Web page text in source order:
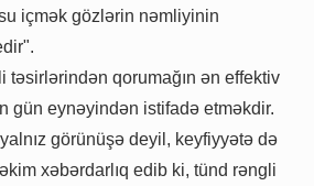
içmək gözlərin nəmliyinin
təsirlərindən qorumağın ən effektiv
gün eynəyindən istifadə etməkdir.
görünüşə deyil, keyfiyyətə də
xəbərdarlıq edib ki, tünd rəngli